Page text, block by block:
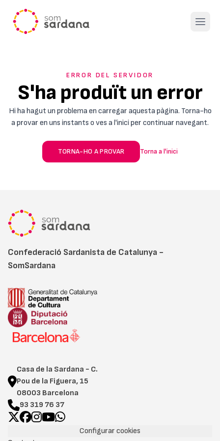
Open
ERROR DEL SERVIDOR
S'ha produït un error
Hi ha hagut un problema en carregar aquesta pàgina. Torna-ho
a provar en uns instants o ves a l'inici per continuar navegant.
TORNA-HO A PROVAR Torna a l'inici
Confederació Sardanista de Catalunya -
SomSardana
Casa de la Sardana - C.
Pou de la Figuera, 15
08003 Barcelona
93 319 76 37
Configurar cookies